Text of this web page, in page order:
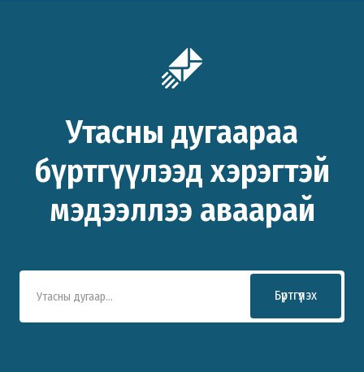
Утасны дугаараа
бүртгүүлээд хэрэгтэй
мэдээллээ аваарай
Бүртгүүлэх